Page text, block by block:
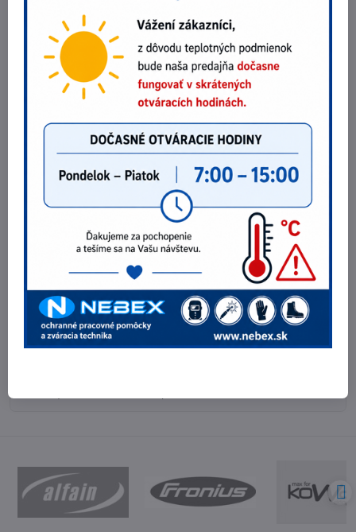
Obuv Wintoperk PROGRESS OMEGA O1
37,52 €
bez DPH
Zobraziť
Obuv Wintoperk SPORT CAT OB F.20 PF
51,05 €
41,50 €bez DPH
Zobraziť
Obuv Wintoperk MEDIUM WOLF S1
Potrebujete poradiť?
Telefónne čísla
0903 40 80 66 / 0907 62 44 82
E-mail
info@nebex.sk